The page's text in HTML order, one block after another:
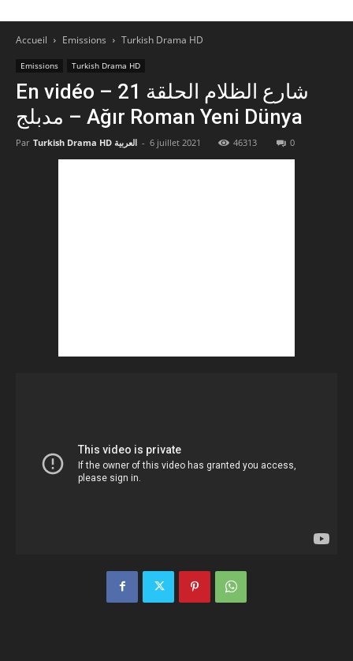
Accueil Emissions Turkish Drama HD
Emissions Turkish Drama HD
En vidéo – شارع الظلام الحلقة 21
مدبلج – Ağır Roman Yeni Dünya
Par Turkish Drama HD العربية - 6 juillet 2021 46313 0